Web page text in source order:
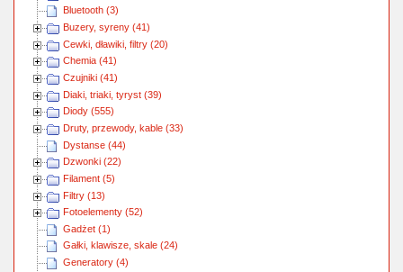
Bluetooth (3)
Buzery, syreny (41)
Cewki, dławiki, filtry (20)
Chemia (41)
Czujniki (41)
Diaki, triaki, tyryst (39)
Diody (555)
Druty, przewody, kable (33)
Dystanse (44)
Dzwonki (22)
Filament (5)
Filtry (13)
Fotoelementy (52)
Gadżet (1)
Gałki, klawisze, skale (24)
Generatory (4)